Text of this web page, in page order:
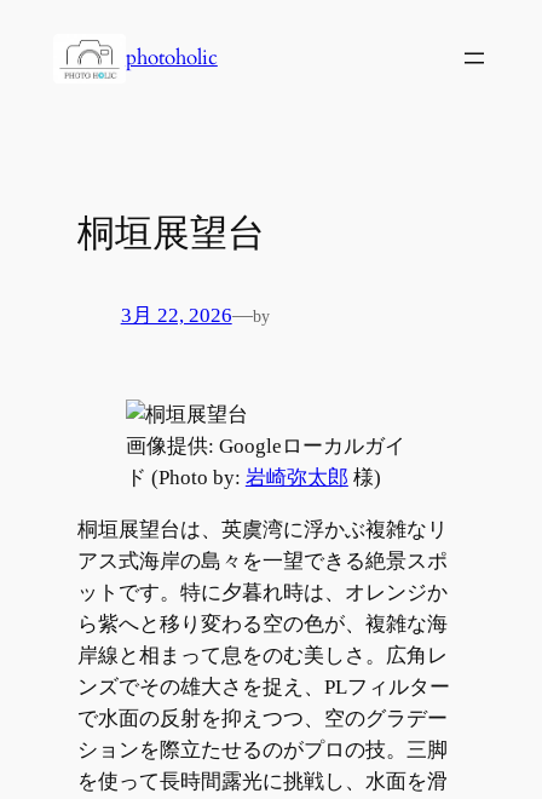
photoholic
桐垣展望台
3月 22, 2026—by
画像提供: Googleローカルガイ
ド (Photo by: 岩崎弥太郎 様)
桐垣展望台は、英虞湾に浮かぶ複雑なリ
アス式海岸の島々を一望できる絶景スポ
ットです。特に夕暮れ時は、オレンジか
ら紫へと移り変わる空の色が、複雑な海
岸線と相まって息をのむ美しさ。広角レ
ンズでその雄大さを捉え、PLフィルター
で水面の反射を抑えつつ、空のグラデー
ションを際立たせるのがプロの技。三脚
を使って長時間露光に挑戦し、水面を滑